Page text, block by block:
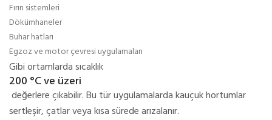
Fırın sistemleri
Dökümhaneler
Buhar hatları
Egzoz ve motor çevresi uygulamaları
Gibi ortamlarda sıcaklık
200 °C ve üzeri
değerlere çıkabilir. Bu tür uygulamalarda kauçuk hortumlar
sertleşir, çatlar veya kısa sürede arızalanır.